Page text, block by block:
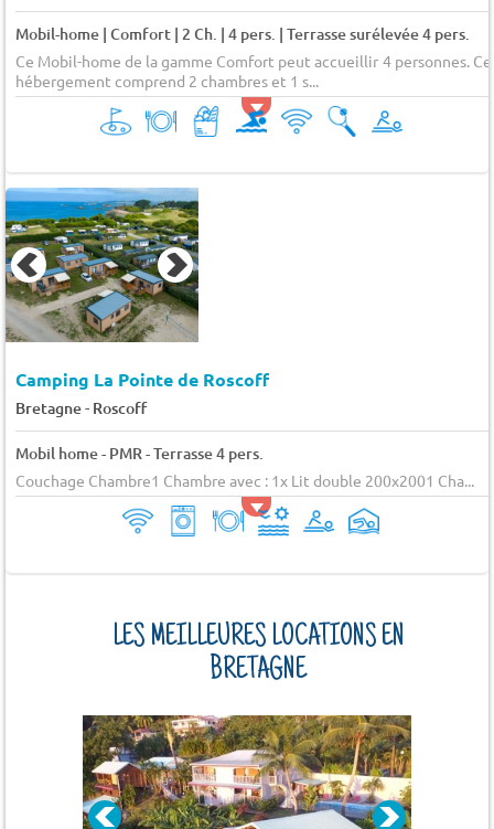
Mobil-home | Comfort | 2 Ch. | 4 pers. | Terrasse surélevée 4 pers.
Ce Mobil-home de la gamme Comfort peut accueillir 4 personnes.
hébergement comprend 2 chambres et 1 s...
Camping La Pointe de Roscoff
Bretagne- Roscoff
Mobil home - PMR - Terrasse 4 pers.
Couchage Chambre1 Chambre avec : 1x Lit double 200x2001 Cha...
LES MEILLEURES LOCATIONS EN
BRETAGNE